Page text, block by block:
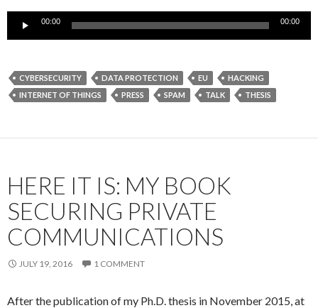
00:00 00:00
CYBERSECURITY DATA PROTECTION EU
HACKING
INTERNET OF THINGS
PRESS SPAM TALK THESIS
HERE IT IS: MY BOOK
SECURING PRIVATE
COMMUNICATIONS
JULY 19, 2016 1 COMMENT
After the publication of my Ph.D. thesis in November 2015, at